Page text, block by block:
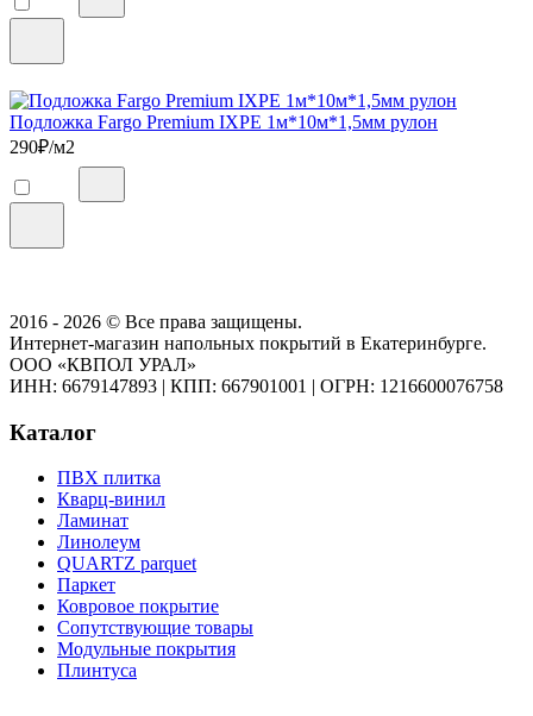
Подложка Fargo Premium IXPE 1м*10м*1,5мм рулон
290₽/м2
2016 - 2026 © Все права защищены.
Интернет-магазин напольных покрытий в Екатеринбурге.
ООО «КВПОЛ УРАЛ»
ИНН: 6679147893 | КПП: 667901001 | ОГРН: 1216600076758
Каталог
ПВХ плитка
Кварц-винил
Ламинат
Линолеум
QUARTZ parquet
Паркет
Ковровое покрытие
Сопутствующие товары
Модульные покрытия
Плинтуса